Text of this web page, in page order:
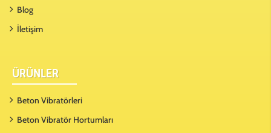
Blog
İletişim
ÜRÜNLER
Beton Vibratörleri
Beton Vibratör Hortumları